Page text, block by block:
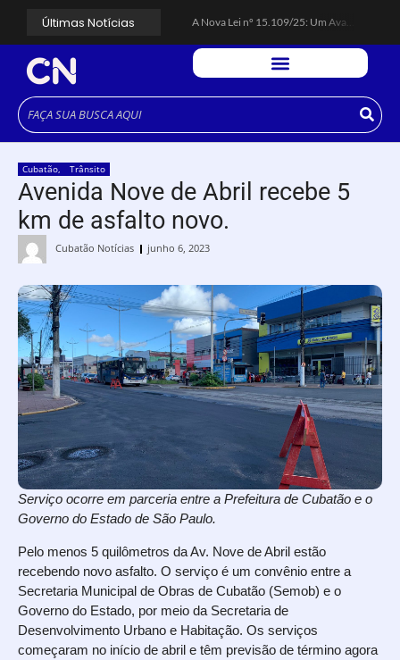
Últimas Notícias
A Nova Lei nº 15.109/25: Um Avanço na Garantia dos Honorários Advocatícios.
Espingarda roubada de agentes de segurança ferroviária é recuperada na Vila Esperança.
Polícia Rodoviária resgata bicho-preguiça na Rodovia dos Imigrantes, em Cubatão.
Cubatão tem vasta programação no Mês da Mulher: atividades começam nesta sexta (7).
Vigilantes são atacados por criminosos armados durante escolta de carga na Vila Esperança.
Celular do cantor Netinho de Paula é encontrado em linha férrea na Vila Esperança
Cubatão Trânsito
Avenida Nove de Abril recebe 5
km de asfalto novo.
Cubatão Notícias junho 6, 2023
Serviço ocorre em parceria entre a Prefeitura de Cubatão e o
Governo do Estado de São Paulo.
Pelo menos 5 quilômetros da Av. Nove de Abril estão
recebendo novo asfalto. O serviço é um convênio entre a
Secretaria Municipal de Obras de Cubatão (Semob) e o
Governo do Estado, por meio da Secretaria de
Desenvolvimento Urbano e Habitação. Os serviços
começaram no início de abril e têm previsão de término agora